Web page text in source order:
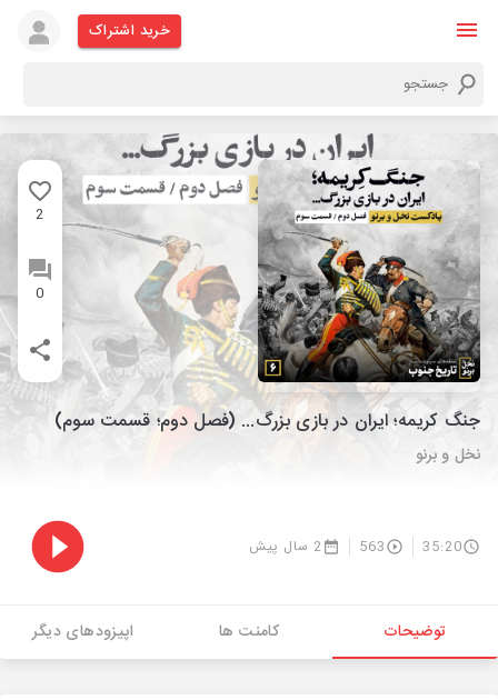
خرید اشتراک
2
0
جنگ کریمه؛ ایران در بازی بزرگ... (فصل دوم؛ قسمت سوم)
نخل و برنو
35:20
563 2 سال پیش
توضیحات کامنت ها اپیزودهای دیگر